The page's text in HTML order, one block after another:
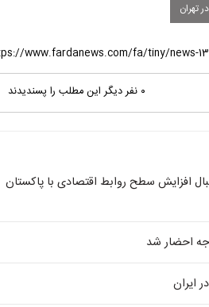
تهران
۰ نفر دیگر این مطلب را پسندیدند
افزایش سطح روابط اقتصادی با پاکستان
احضار شد
ایران